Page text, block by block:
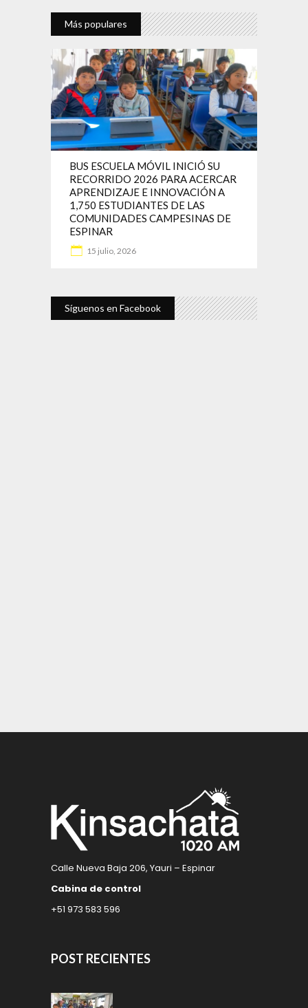
Más populares
BUS ESCUELA MÓVIL INICIÓ SU
RECORRIDO 2026 PARA ACERCAR
APRENDIZAJE E INNOVACIÓN A
1,750 ESTUDIANTES DE LAS
COMUNIDADES CAMPESINAS DE
ESPINAR
15 julio, 2026
Síguenos en Facebook
Calle Nueva Baja 206, Yauri – Espinar
Cabina de control
+51 973 583 596
POST RECIENTES